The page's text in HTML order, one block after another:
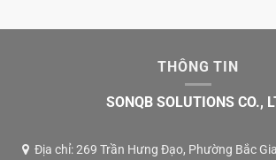
THÔNG TIN
SONQB SOLUTIONS CO.,
Địa chỉ: 269 Trần Hưng Đạo, Phường Bắc